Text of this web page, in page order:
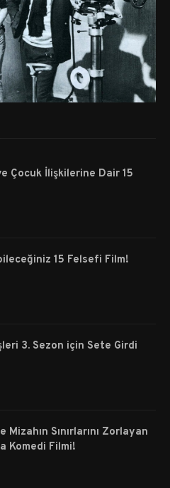
Çocuk İlişkilerine Dair 15
15 Felsefi Film!
3. Sezon için Sete Girdi
Mizahın Sınırlarını Zorlayan
Komedi Filmi!